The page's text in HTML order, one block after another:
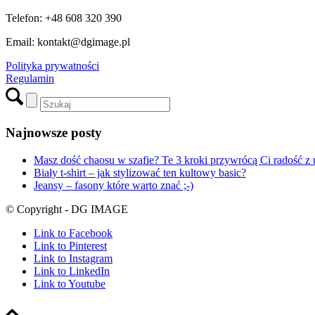
Telefon: +48 608 320 390
Email: kontakt@dgimage.pl
Polityka prywatności
Regulamin
Najnowsze posty
Masz dość chaosu w szafie? Te 3 kroki przywrócą Ci radość z
Biały t-shirt – jak stylizować ten kultowy basic?
Jeansy – fasony które warto znać ;-)
© Copyright - DG IMAGE
Link to Facebook
Link to Pinterest
Link to Instagram
Link to LinkedIn
Link to Youtube